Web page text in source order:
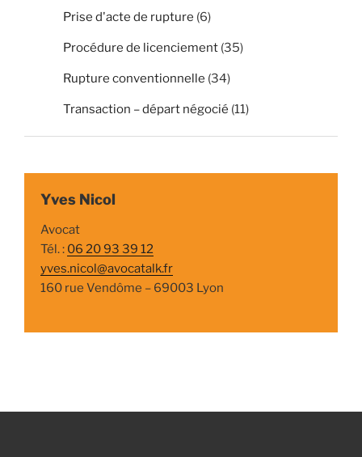
Prise d'acte de rupture (6)
Procédure de licenciement (35)
Rupture conventionnelle (34)
Transaction – départ négocié (11)
Yves Nicol
Avocat
Tél. : 06 20 93 39 12
yves.nicol@avocatalk.fr
160 rue Vendôme – 69003 Lyon